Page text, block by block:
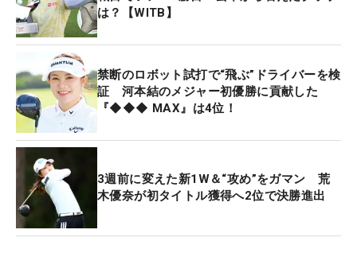
は？【WITB】
禁断のロボット試打で“飛ぶ”ドライバーを検
証 河本結のメジャー初優勝に貢献した
『◆◆◆ MAX』は4位！
3週前に変えた新1W＆“攻め”をガマン 荒
木優奈が初タイトル獲得へ2位で決勝進出